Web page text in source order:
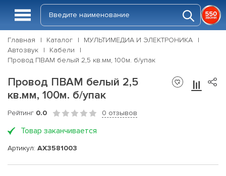
Главная Каталог
МУЛЬТИМЕДИА И ЭЛЕКТРОНИКА
Автозвук
Кабели
Провод ПВАМ белый 2,5 кв.мм, 100м. б/упак
Провод ПВАМ белый 2,5
кв.мм, 100м. б/упак
Рейтинг 0.0 0 отзывов
Товар заканчивается
Артикул: AX3581003